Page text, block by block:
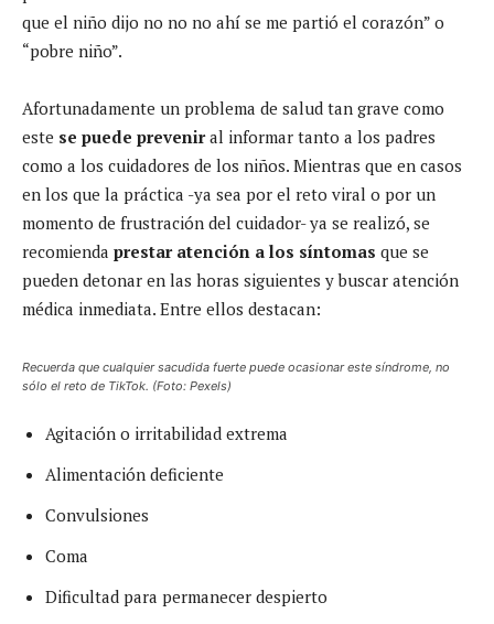
que el niño dijo no no no ahí se me partió el corazón” o
“pobre niño”.
Afortunadamente un problema de salud tan grave como
este se puede preveniral informar tanto a los padres
como a los cuidadores de los niños. Mientras que en casos
en los que la práctica -ya sea por el reto viral o por un
momento de frustración del cuidador- ya se realizó, se
recomienda prestar atención a los síntomas que se
pueden detonar en las horas siguientes y buscar atención
médica inmediata. Entre ellos destacan:
Recuerda que cualquier sacudida fuerte puede ocasionar este síndrome, no
sólo el reto de TikTok. (Foto: Pexels)
Agitación o irritabilidad extrema
Alimentación deficiente
Convulsiones
Coma
Dificultad para permanecer despierto